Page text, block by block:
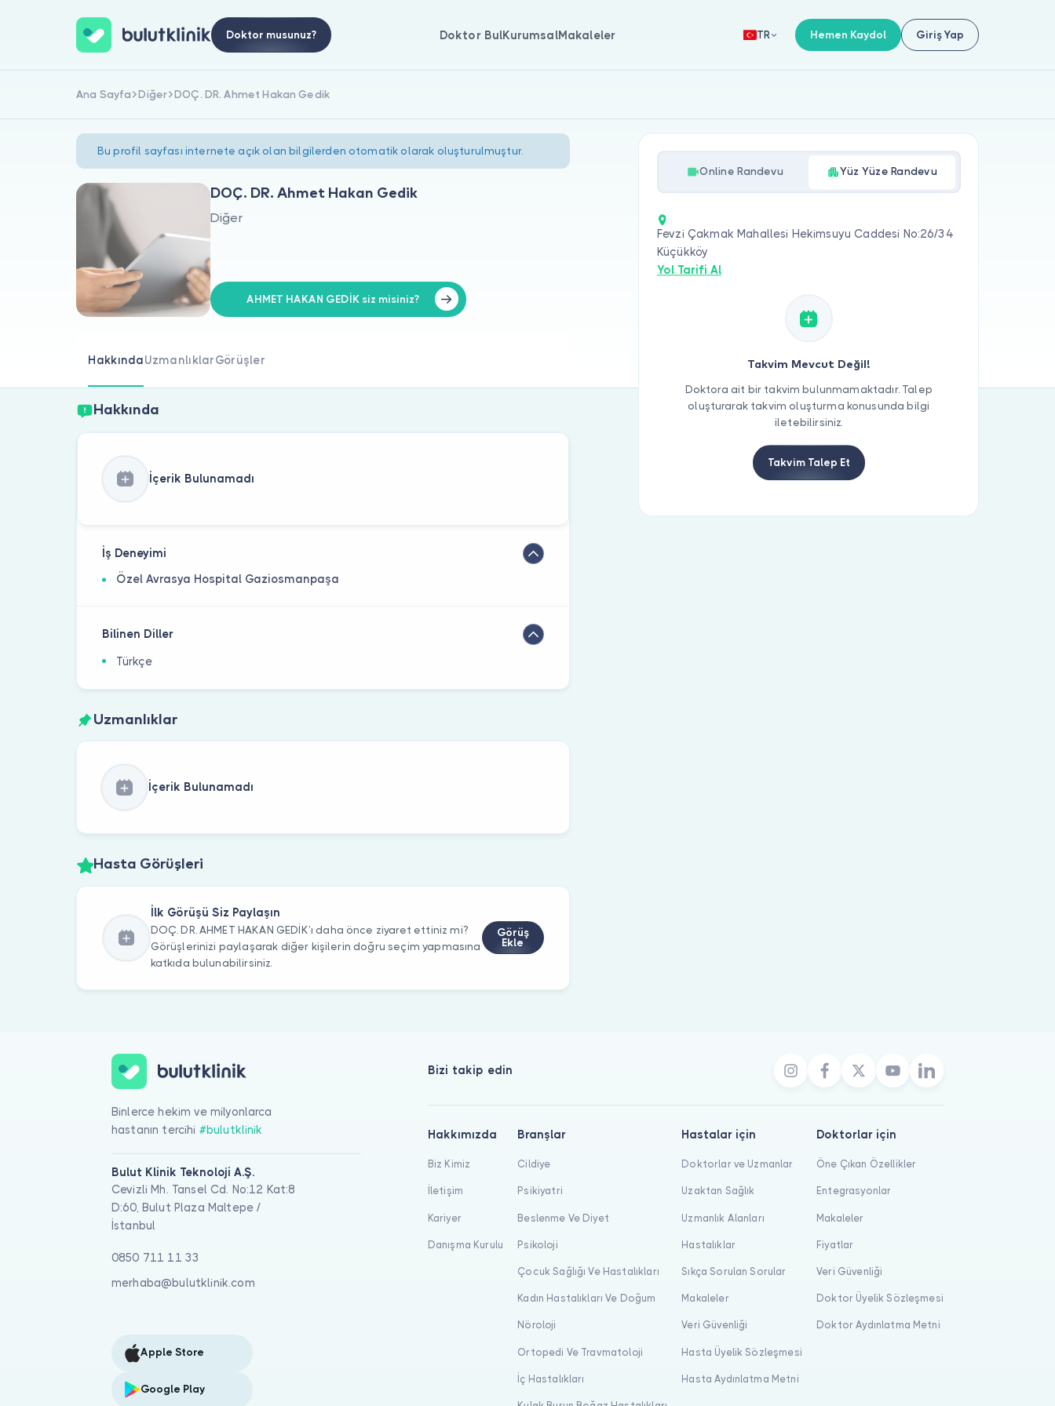
Doktor musunuz? Doktor BulKurumsalMakaleler TR Hemen Kaydol Giriş Yap
Ana Sayfa Diğer DOÇ. DR. Ahmet Hakan Gedik
Bu profil sayfası internete açık olan bilgilerden otomatik olarak oluşturulmuştur.
DOÇ. DR. Ahmet Hakan Gedik
Diğer
AHMET HAKAN GEDİK siz misiniz?
HakkındaUzmanlıklarGörüşler
Hakkında
İçerik Bulunamadı
İş Deneyimi
Özel Avrasya Hospital Gaziosmanpaşa
Bilinen Diller
Türkçe
Uzmanlıklar
İçerik Bulunamadı
Hasta Görüşleri
İlk Görüşü Siz Paylaşın
DOÇ. DR. AHMET HAKAN GEDİK’ı daha önce ziyaret ettiniz mi?
Görüşlerinizi paylaşarak diğer kişilerin doğru seçim yapmasına
katkıda bulunabilirsiniz.
Görüş
Ekle
Online Randevu Yüz Yüze Randevu
Fevzi Çakmak Mahallesi Hekimsuyu Caddesi No:26/34
Küçükköy
Yol Tarifi Al
Takvim Mevcut Değil!
Doktora ait bir takvim bulunmamaktadır. Talep
oluşturarak takvim oluşturma konusunda bilgi
iletebilirsiniz.
Takvim Talep Et
Binlerce hekim ve milyonlarca
hastanın tercihi #bulutklinik
Bulut Klinik Teknoloji A.Ş.
Cevizli Mh. Tansel Cd. No:12 Kat:8
D:60, Bulut Plaza Maltepe /
İstanbul
0850 711 11 33
merhaba@bulutklinik.com
Apple Store
Google Play
Bizi takip edin
Hakkımızda
Biz Kimiz
İletişim
Kariyer
Danışma Kurulu
Branşlar
Cildiye
Psikiyatri
Beslenme Ve Diyet
Psikoloji
Çocuk Sağlığı Ve Hastalıkları
Kadın Hastalıkları Ve Doğum
Nöroloji
Ortopedi Ve Travmatoloji
İç Hastalıkları
Hastalar için
Doktorlar ve Uzmanlar
Uzaktan Sağlık
Uzmanlık Alanları
Hastalıklar
Sıkça Sorulan Sorular
Makaleler
Veri Güvenliği
Hasta Üyelik Sözleşmesi
Hasta Aydınlatma Metni
Doktorlar için
Öne Çıkan Özellikler
Entegrasyonlar
Makaleler
Fiyatlar
Veri Güvenliği
Doktor Üyelik Sözleşmesi
Doktor Aydınlatma Metni